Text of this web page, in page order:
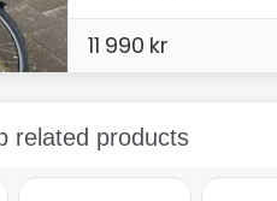
11 990 kr